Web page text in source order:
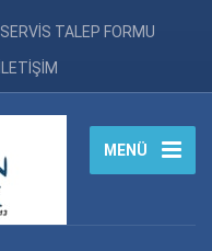
SERVİS TALEP FORMU
İLETİŞİM
MENÜ